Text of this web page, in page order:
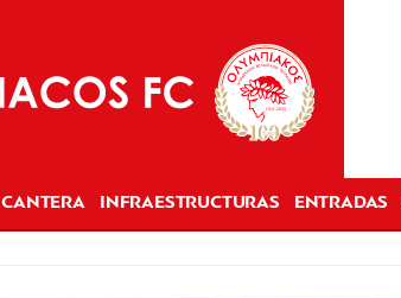
CANTERA INFRAESTRUCTURAS ENTRADAS